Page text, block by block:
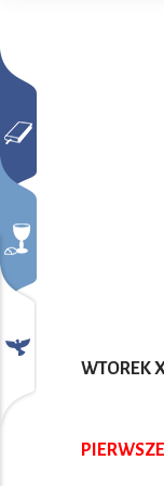
WTOREK